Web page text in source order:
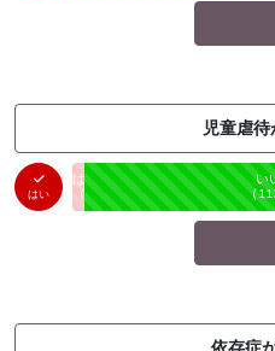
児童虐待
はい
はい
（4件）
未投票
い
（